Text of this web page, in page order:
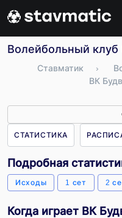
Волейбольный клуб
Ставматик ›
ВК
СТАТИСТИКА
Подробная
Исходы 1 сет 2
Когда играет ВК